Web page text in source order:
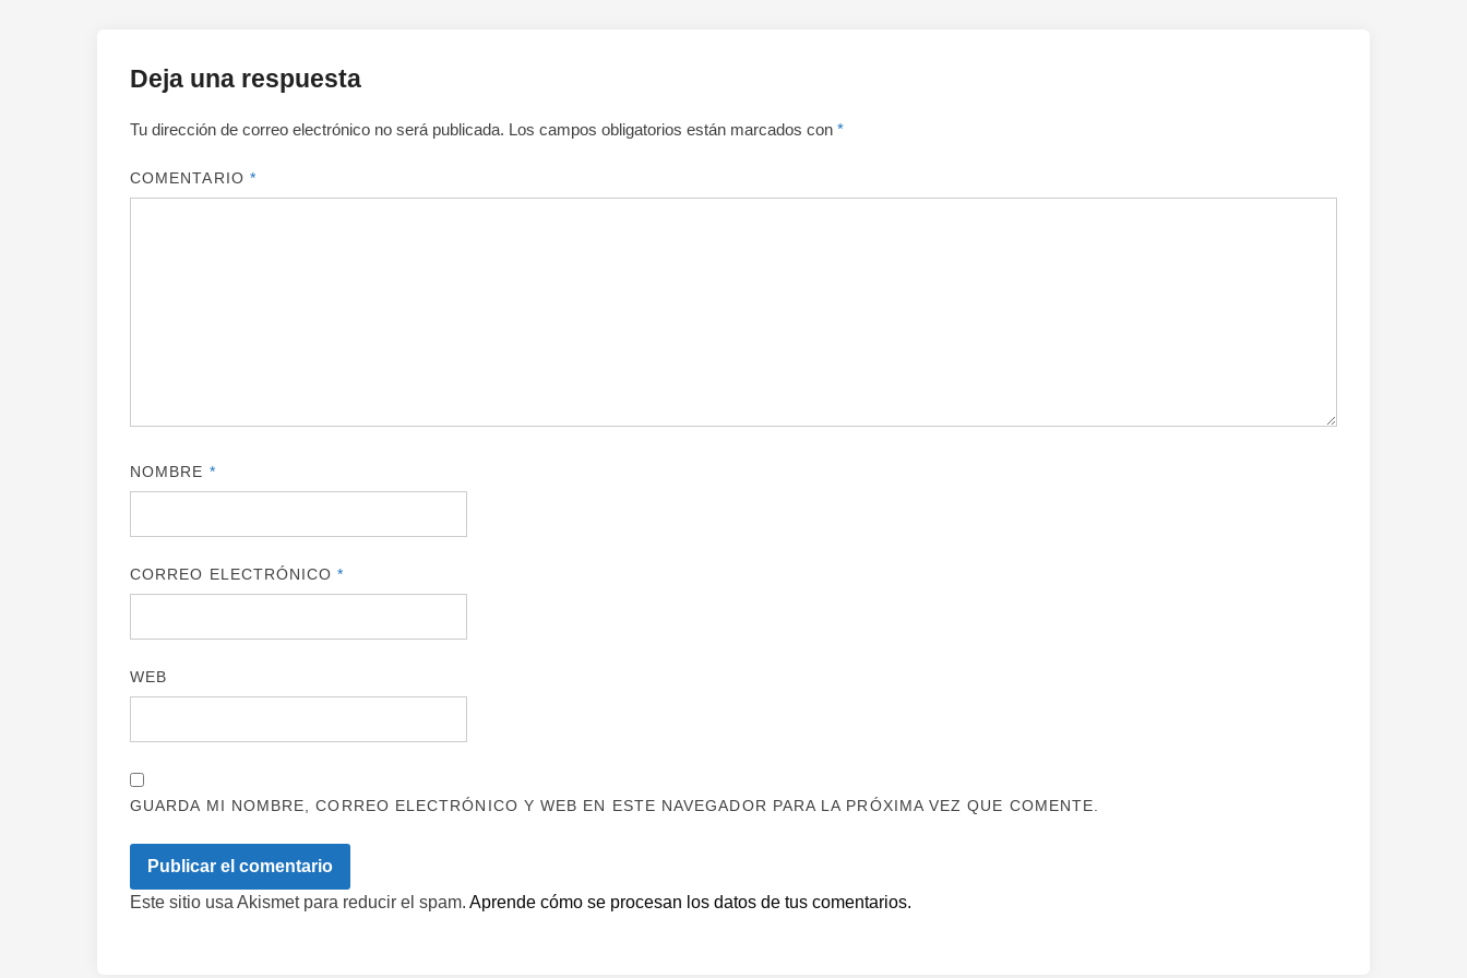
Deja una respuesta
Tu dirección de correo electrónico no será publicada. Los campos obligatorios están marcados con *
COMENTARIO *
NOMBRE *
CORREO ELECTRÓNICO*
WEB
GUARDA MI NOMBRE, CORREO ELECTRÓNICO Y WEB EN ESTE NAVEGADOR PARA LA PRÓXIMA VEZ QUE COMENTE.
Este sitio usa Akismet para reducir el spam. Aprende cómo se procesan los datos de tus comentarios.